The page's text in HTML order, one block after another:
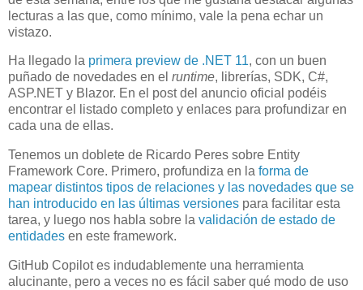
lecturas a las que, como mínimo, vale la pena echar un
vistazo.
Ha llegado la primera preview de .NET 11, con un buen
puñado de novedades en el runtime, librerías, SDK, C#,
ASP.NET y Blazor. En el post del anuncio oficial podéis
encontrar el listado completo y enlaces para profundizar en
cada una de ellas.
Tenemos un doblete de Ricardo Peres sobre Entity
Framework Core. Primero, profundiza en la forma de
mapear distintos tipos de relaciones y las novedades que se
han introducido en las últimas versiones para facilitar esta
tarea, y luego nos habla sobre la validación de estado de
entidades en este framework.
GitHub Copilot es indudablemente una herramienta
alucinante, pero a veces no es fácil saber qué modo de uso